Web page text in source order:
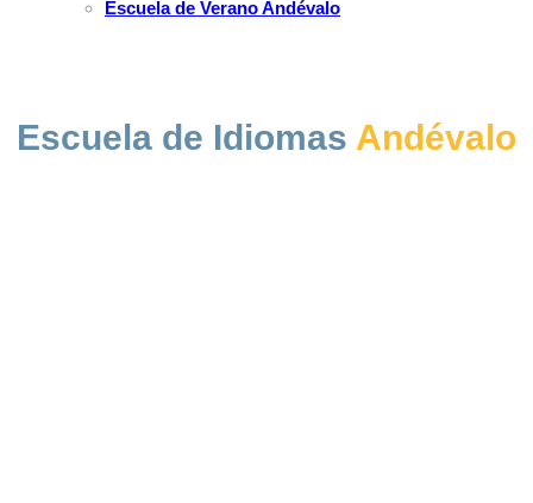
Escuela de Verano Andévalo
Escuela de Idiomas Andévalo